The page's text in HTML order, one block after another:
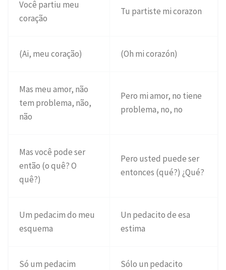
Você partiu meu
coração
Tu partiste mi corazon
(Ai, meu coração) (Oh mi corazón)
Mas meu amor, não
tem problema, não,
não
Pero mi amor, no tiene
problema, no, no
Mas você pode ser
então (o quê? O
quê?)
Pero usted puede ser
entonces (qué?) ¿Qué?
Um pedacim do meu
esquema
Un pedacito de esa
estima
Só um pedacim Sólo un pedacito